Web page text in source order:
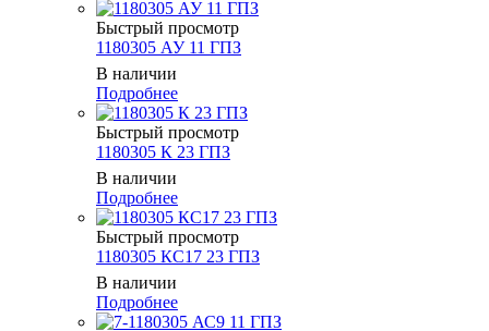
Быстрый просмотр
1180305 АУ 11 ГПЗ
В наличии
Подробнее
Быстрый просмотр
1180305 К 23 ГПЗ
В наличии
Подробнее
Быстрый просмотр
1180305 КС17 23 ГПЗ
В наличии
Подробнее